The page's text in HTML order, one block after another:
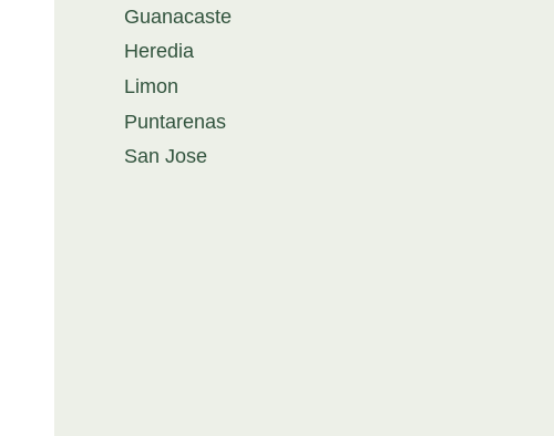
Guanacaste
Heredia
Limon
Puntarenas
San Jose